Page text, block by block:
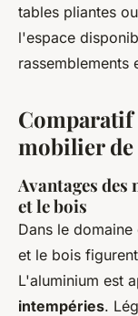
tables pliantes
l'espace
rassemblements
mobilier
Avantages
et le bois
Dans le domaine
et le bois
L'aluminium est
intempéries.